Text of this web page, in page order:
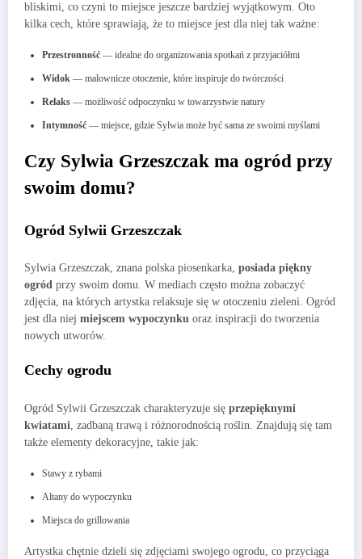
bliskimi, co czyni to miejsce jeszcze bardziej wyjątkowym. Oto
kilka cech, które sprawiają, że to miejsce jest dla niej tak ważne:
Przestronność — idealne do organizowania spotkań z przyjaciółmi
Widok — malownicze otoczenie, które inspiruje do twórczości
Relaks — możliwość odpoczynku w towarzystwie natury
Intymność — miejsce, gdzie Sylwia może być sama ze swoimi myślami
Czy Sylwia Grzeszczak ma ogród przy
swoim domu?
Ogród Sylwii Grzeszczak
Sylwia Grzeszczak, znana polska piosenkarka, posiada piękny
ogród przy swoim domu. W mediach często można zobaczyć
zdjęcia, na których artystka relaksuje się w otoczeniu zieleni. Ogród
jest dla niej miejscem wypoczynku oraz inspiracji do tworzenia
nowych utworów.
Cechy ogrodu
Ogród Sylwii Grzeszczak charakteryzuje się przepięknymi
kwiatami , zadbaną trawą i różnorodnością roślin. Znajdują się tam
także elementy dekoracyjne, takie jak:
Stawy z rybami
Altany do wypoczynku
Miejsca do grillowania
Artystka chętnie dzieli się zdjęciami swojego ogrodu, co przyciąga